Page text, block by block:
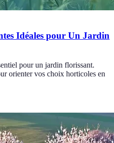
Idéales pour Un Jardin
pour un jardin florissant.
orienter vos choix horticoles en